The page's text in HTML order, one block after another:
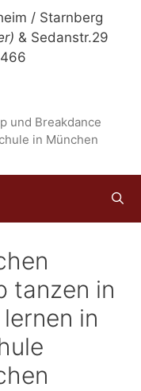
/ Starnberg
& Sedanstr.29
und Breakdance
in München
tanzen in
in